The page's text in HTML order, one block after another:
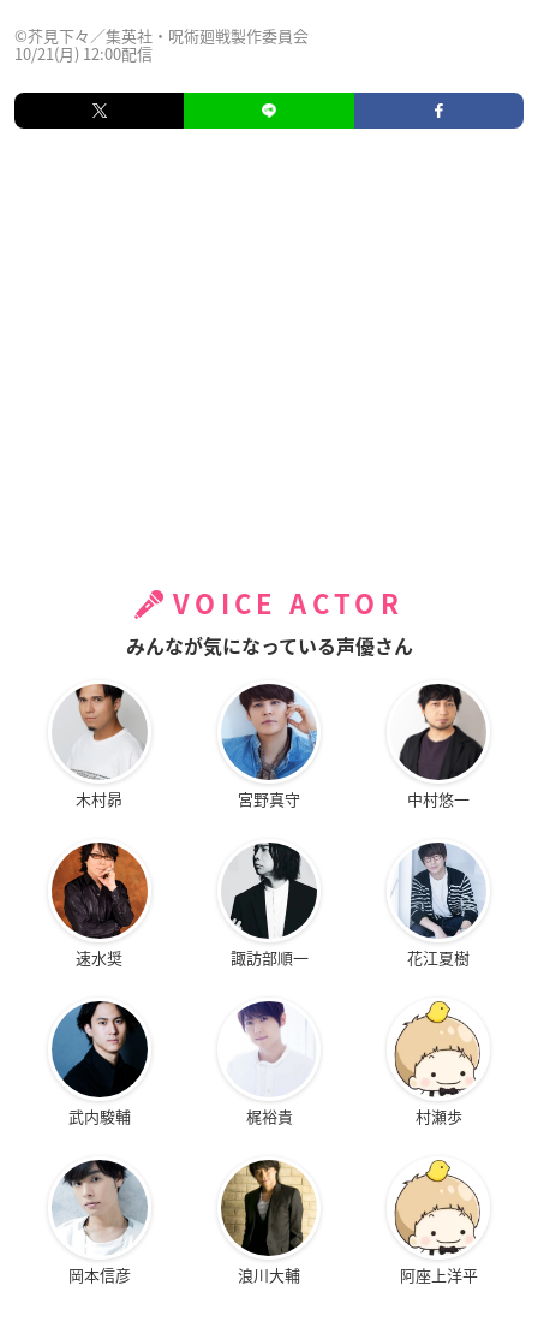
©芥見下々／集英社・呪術廻戦製作委員会
10/21(月) 12:00配信
VOICE ACTOR
みんなが気になっている声優さん
木村昴 宮野真守 中村悠一
速水奨 諏訪部順一 花江夏樹
武内駿輔 梶裕貴 村瀬歩
岡本信彦 浪川大輔 阿座上洋平